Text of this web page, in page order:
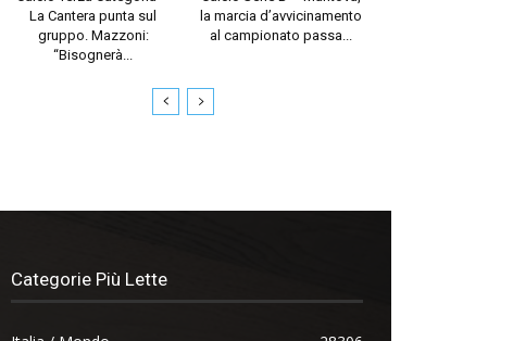
La Cantera punta sul
gruppo. Mazzoni:
“Bisognerà...
la marcia d’avvicinamento
al campionato passa...
Categorie Più Lette